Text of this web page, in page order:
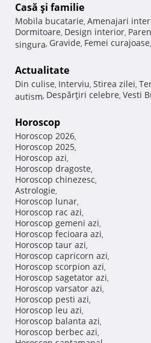
Casă şi familie
Mobila bucatarie, Amenajari
Dormitoare, Design interior,
singura, Gravide, Femei curajoase,
Actualitate
Din culise, Interviu, Stirea zilei,
autism, Despărţiri celebre, Vesti
Horoscop
Horoscop 2026,
Horoscop 2025,
Horoscop azi,
Horoscop dragoste,
Horoscop chinezesc,
Astrologie,
Horoscop lunar,
Horoscop rac azi,
Horoscop gemeni azi,
Horoscop fecioara azi,
Horoscop taur azi,
Horoscop capricorn azi,
Horoscop scorpion azi,
Horoscop sagetator azi,
Horoscop varsator azi,
Horoscop pesti azi,
Horoscop leu azi,
Horoscop balanta azi,
Horoscop berbec azi,